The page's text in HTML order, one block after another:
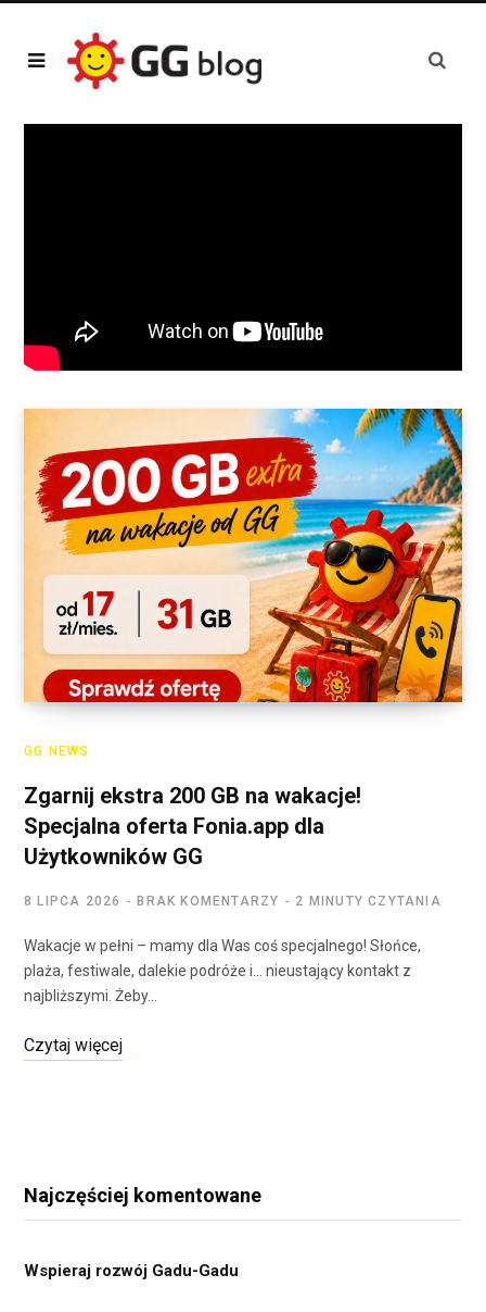
GG NEWS
Zgarnij ekstra 200 GB na wakacje!
Specjalna oferta Fonia.app dla
Użytkowników GG
8 LIPCA 2026 BRAK KOMENTARZY 2 MINUTY CZYTANIA
Wakacje w pełni – mamy dla Was coś specjalnego! Słońce,
plaża, festiwale, dalekie podróże i… nieustający kontakt z
najbliższymi. Żeby…
Czytaj więcej
Najczęściej komentowane
Wspieraj rozwój Gadu-Gadu